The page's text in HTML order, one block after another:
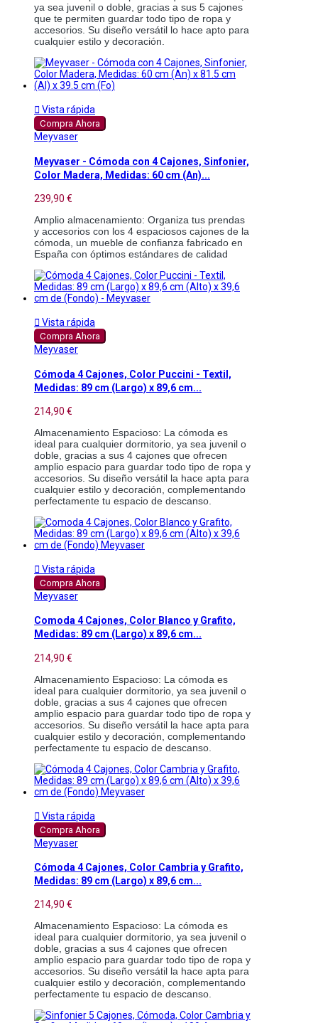
ya sea juvenil o doble, gracias a sus 5 cajones
que te permiten guardar todo tipo de ropa y
accesorios. Su diseño versátil lo hace apto para
cualquier estilo y decoración.
 Vista rápida
Compra Ahora
Meyvaser
Meyvaser - Cómoda con 4 Cajones, Sinfonier,
Color Madera, Medidas: 60 cm (An)...
239,90 €
Amplio almacenamiento: Organiza tus prendas
y accesorios con los 4 espaciosos cajones de la
cómoda, un mueble de confianza fabricado en
España con óptimos estándares de calidad
 Vista rápida
Compra Ahora
Meyvaser
Cómoda 4 Cajones, Color Puccini - Textil,
Medidas: 89 cm (Largo) x 89,6 cm...
214,90 €
Almacenamiento Espacioso: La cómoda es
ideal para cualquier dormitorio, ya sea juvenil o
doble, gracias a sus 4 cajones que ofrecen
amplio espacio para guardar todo tipo de ropa y
accesorios. Su diseño versátil la hace apta para
cualquier estilo y decoración, complementando
perfectamente tu espacio de descanso.
 Vista rápida
Compra Ahora
Meyvaser
Comoda 4 Cajones, Color Blanco y Grafito,
Medidas: 89 cm (Largo) x 89,6 cm...
214,90 €
Almacenamiento Espacioso: La cómoda es
ideal para cualquier dormitorio, ya sea juvenil o
doble, gracias a sus 4 cajones que ofrecen
amplio espacio para guardar todo tipo de ropa y
accesorios. Su diseño versátil la hace apta para
cualquier estilo y decoración, complementando
perfectamente tu espacio de descanso.
 Vista rápida
Compra Ahora
Meyvaser
Cómoda 4 Cajones, Color Cambria y Grafito,
Medidas: 89 cm (Largo) x 89,6 cm...
214,90 €
Almacenamiento Espacioso: La cómoda es
ideal para cualquier dormitorio, ya sea juvenil o
doble, gracias a sus 4 cajones que ofrecen
amplio espacio para guardar todo tipo de ropa y
accesorios. Su diseño versátil la hace apta para
cualquier estilo y decoración, complementando
perfectamente tu espacio de descanso.